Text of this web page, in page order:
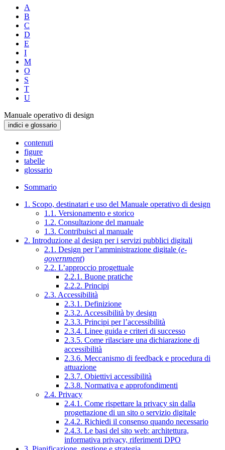
A
B
C
D
E
I
M
O
S
T
U
Manuale operativo di design
indici e glossario
contenuti
figure
tabelle
glossario
Sommario
1. Scopo, destinatari e uso del Manuale operativo di design
1.1. Versionamento e storico
1.2. Consultazione del manuale
1.3. Contribuisci al manuale
2. Introduzione al design per i servizi pubblici digitali
2.1. Design per l’amministrazione digitale (e-
government)
2.2. L’approccio progettuale
2.2.1. Buone pratiche
2.2.2. Principi
2.3. Accessibilità
2.3.1. Definizione
2.3.2. Accessibilità by design
2.3.3. Principi per l’accessibilità
2.3.4. Linee guida e criteri di successo
2.3.5. Come rilasciare una dichiarazione di
accessibilità
2.3.6. Meccanismo di feedback e procedura di
attuazione
2.3.7. Obiettivi accessibilità
2.3.8. Normativa e approfondimenti
2.4. Privacy
2.4.1. Come rispettare la privacy sin dalla
progettazione di un sito o servizio digitale
2.4.2. Richiedi il consenso quando necessario
2.4.3. Le basi del sito web: architettura,
informativa privacy, riferimenti DPO